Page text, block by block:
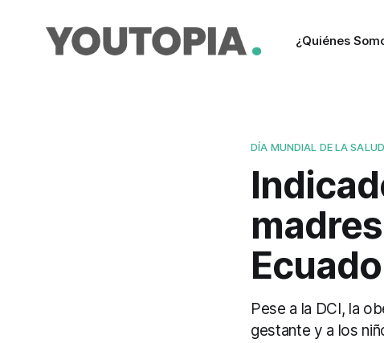
¿Quiénes
DÍA MUNDIAL DE LA SALUD
Pese a la DCI, la
gestante y a los